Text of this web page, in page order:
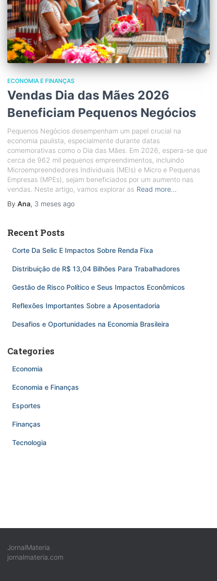
ECONOMIA E FINANÇAS
Vendas Dia das Mães 2026
Beneficiam Pequenos Negócios
Pequenos Negócios desempenham um papel crucial na
economia paulista, especialmente durante datas
comemorativas como o Dia das Mães. Em 2026, espera-se que
cerca de 962 mil pequenos empreendimentos, incluindo
Microempreendedores Individuais (MEIs) e Micro e Pequenas
Empresas (MPEs), sejam beneficiados por um aumento nas
vendas. Neste artigo, vamos explorar as Read more…
By Ana, 3 meses ago
Recent Posts
Corte Da Selic E Impactos Sobre Renda Fixa
Distribuição de R$ 13,04 Bilhões Para Trabalhadores
Gestão de Risco Político e Seus Impactos Econômicos
Reflexões Importantes Sobre a Aposentadoria
Desafios e Oportunidades na Economia Brasileira
Categories
Economia
Economia e Finanças
Esportes
Finanças
Tecnologia
JornalMateria
jornalmateria.com